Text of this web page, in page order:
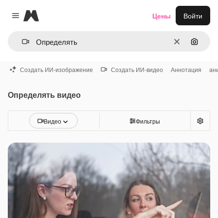
Close menu
Magnific
ОчиститьПоиск
Цены Войти
Создать ИИ-изображение Создать ИИ-видео Аннотация
Определять видео
Видео Фильтры